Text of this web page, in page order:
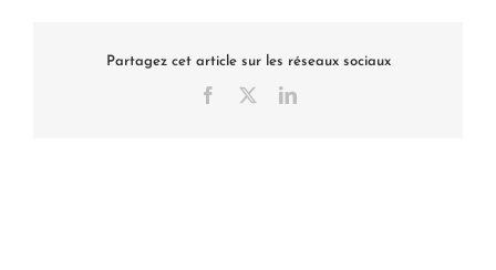
Partagez cet article sur les réseaux sociaux
Facebook LinkedIn